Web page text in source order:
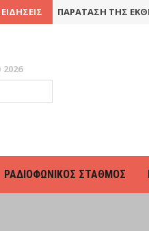
2016 ΠΑΡΆΤΑΣΗ ΤΗΣ
ΡΑΔΙΟΦΩΝΙΚΌΣ ΣΤΑΘΜΌΣ